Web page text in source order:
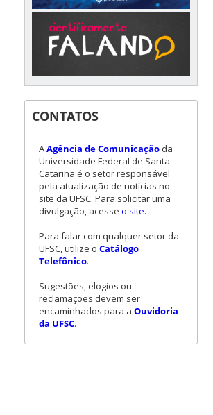
CONTATOS
AAgência de Comunicaçãoda
Universidade Federal de Santa
Catarina é o setor responsável
pela atualização de notícias no
site da UFSC. Para solicitar uma
divulgação, acesse o site.
Para falar com qualquer setor da
UFSC, utilize o Catálogo
Telefônico.
Sugestões, elogios ou
reclamações devem ser
encaminhados para a Ouvidoria
da UFSC.